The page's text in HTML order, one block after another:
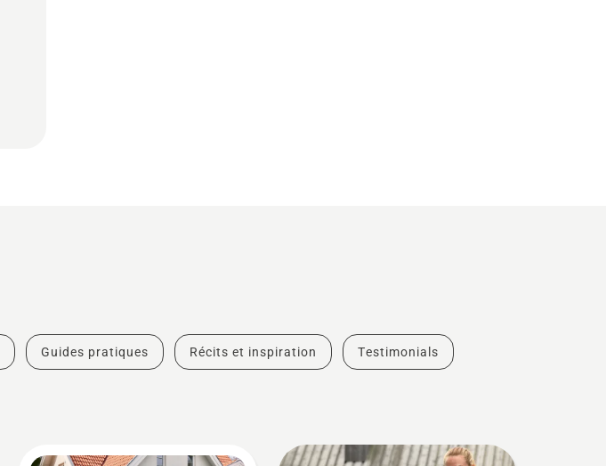
Guides pratiques Récits et inspiration Testimonials